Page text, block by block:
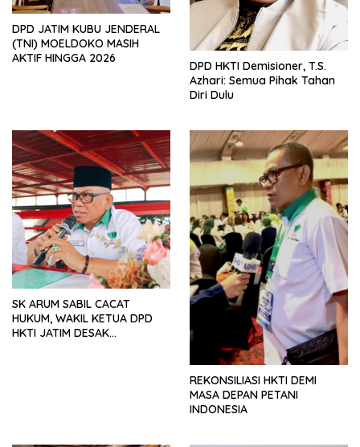
DPD JATIM KUBU JENDERAL
(TNI) MOELDOKO MASIH
AKTIF HINGGA 2026
DPD HKTI Demisioner, T.S.
Azhari: Semua Pihak Tahan
Diri Dulu
SK ARUM SABIL CACAT
HUKUM, WAKIL KETUA DPD
HKTI JATIM DESAK
REKONSILIASI HKTI DEMI
MASA DEPAN PETANI
INDONESIA